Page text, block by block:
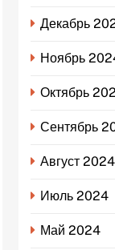
Декабрь
Ноябрь
Октябрь
Сентябрь
Август 2024
Июль 2024
Май 2024